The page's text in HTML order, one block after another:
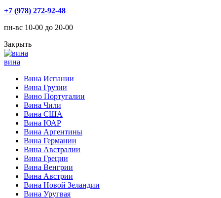
+7 (978) 272-92-48
пн-вс 10-00 до 20-00
Закрыть
вина
Вина Испании
Вина Грузии
Вино Португалии
Вина Чили
Вина США
Вина ЮАР
Вина Аргентины
Вина Германии
Вина Австралии
Вина Греции
Вина Венгрии
Вина Австрии
Вина Новой Зеландии
Вина Уругвая